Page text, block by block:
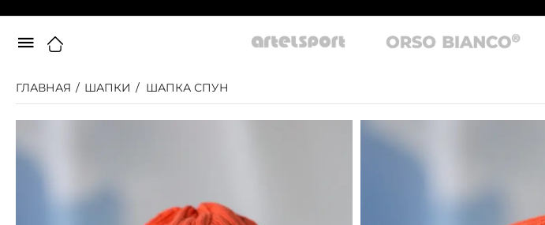
ГЛАВНАЯ / ШАПКИ / ШАПКА СПУН